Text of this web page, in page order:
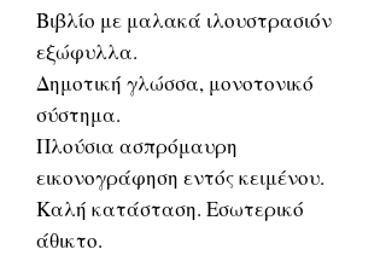
Βιβλίο με μαλακά ιλουστρασιόν
εξώφυλλα.
Δημοτική γλώσσα, μονοτονικό
σύστημα.
Πλούσια ασπρόμαυρη
εικονογράφηση εντός κειμένου.
Καλή κατάσταση. Εσωτερικό
άθικτο.